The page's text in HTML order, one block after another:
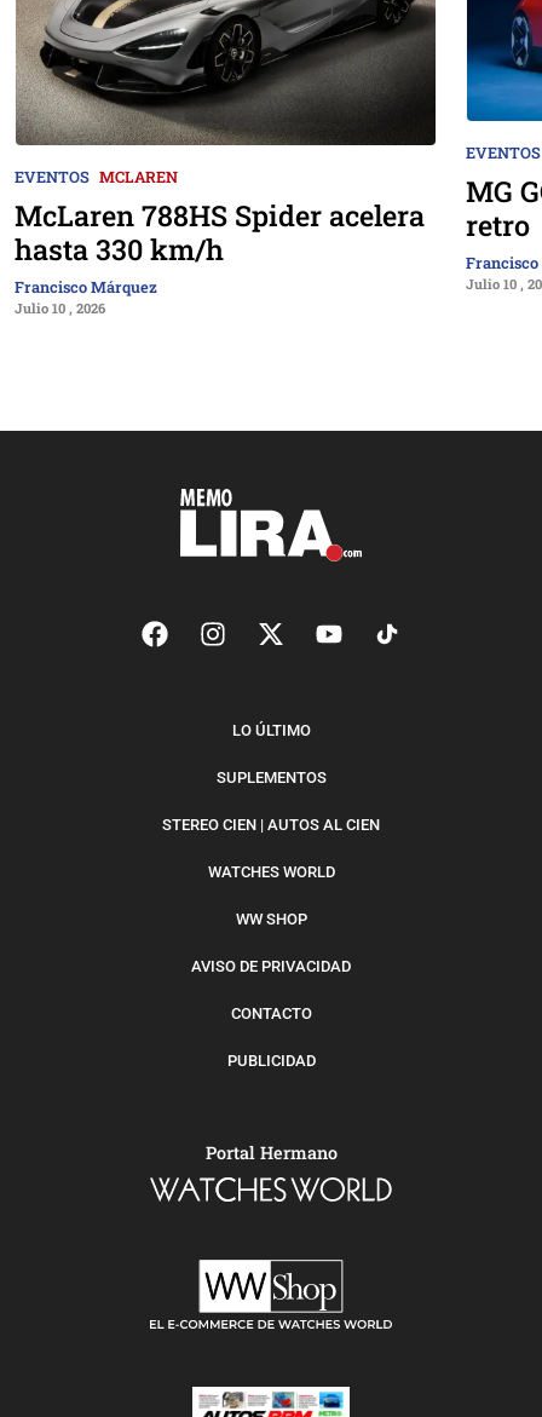
EVENTOS MCLAREN
McLaren 788HS Spider acelera
hasta 330 km/h
Francisco Márquez
Julio 10 , 2026
EVENTOS
MG
retro
Julio 10 ,
LO ÚLTIMO
SUPLEMENTOS
STEREO CIEN | AUTOS AL CIEN
WATCHES WORLD
WW SHOP
AVISO DE PRIVACIDAD
CONTACTO
PUBLICIDAD
Portal Hermano